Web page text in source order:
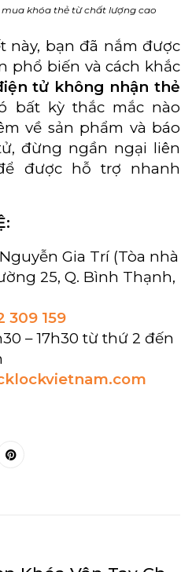
mua khóa thẻ từ chất lượng cao
này, bạn đã nắm được
phổ biến và cách khắc
tử không nhận thẻ
bất kỳ thắc mắc nào
về sản phẩm và báo
đừng ngần ngại liên
được hỗ trợ nhanh
Gia Trí (Tòa nhà
25, Q. Bình Thạnh,
309 159
– 17h30 từ thứ 2 đến